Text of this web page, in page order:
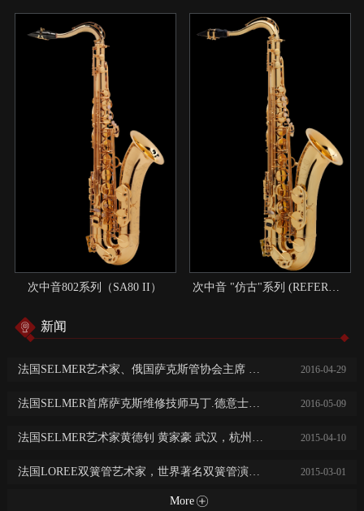
次中音802系列（SA80 II）
新闻
2016-04-29
法国SELMER首席萨克斯维修技师马丁.德意士免费乐器保养维修服务 2016-05-09
2015-04-10
法国LOREE双簧管艺术家，世界著名双簧管演奏家阿历克斯·克莱恩广州，西安，济南音乐会及大师班 2015-03-01
More